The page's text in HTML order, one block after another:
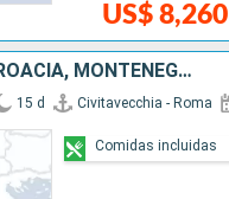
US$ 8,260
ITALIA, MALTA, CROACIA, MONTENEGRO, GRECIA
15 d Civitavecchia - Roma
Comidas incluidas